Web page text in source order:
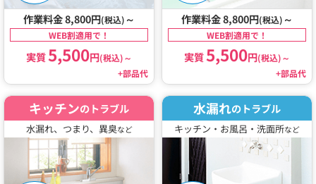
作業料金 8,800円(税込) ～
WEB割適用で！
実質5,500円(税込)～
+部品代
作業料金 8,800円(税込) ～
WEB割適用で！
実質5,500円(税込)～
+部品代
キッチンのトラブル
水漏れ、つまり、異臭など
水漏れのトラブル
キッチン・お風呂・洗面所など